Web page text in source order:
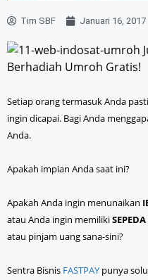
Tim SBF Januari 16, 2017
Setiap orang termasuk Anda
ingin dicapai. Bagi Anda
Anda.
Apakah impian Anda saat ini?
Apakah Anda ingin menunaikan
atau Anda ingin memiliki
atau pinjam uang sana-sini?
Sentra Bisnis FASTPAY punya